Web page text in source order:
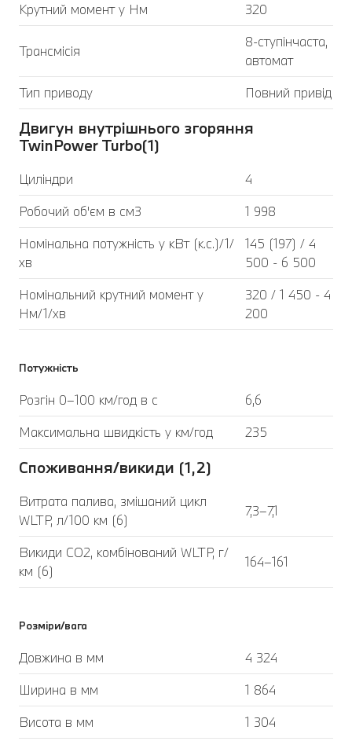
Крутний момент у Нм
320
Трансмісія
8-ступінчаста,
автомат
Тип приводу
Повний привід
Двигун внутрішнього згоряння
TwinPower Turbo(1)
Циліндри
4
Робочий об'єм в см3
1 998
Номінальна потужність у кВт (к.с.)/1/
хв
145 (197) / 4
500 - 6 500
Номінальний крутний момент у
Нм/1/хв
320 / 1 450 - 4
200
Потужність
Розгін 0–100 км/год в с
6,6
Максимальна швидкість у км/год
235
Споживання/викиди (1,2)
Витрата палива, змішаний цикл
WLTP, л/100 км (6)
7,3–7,1
Викиди CO2, комбінований WLTP, г/
км (6)
164–161
Розміри/вага
Довжина в мм
4 324
Ширина в мм
1 864
Висота в мм
1 304